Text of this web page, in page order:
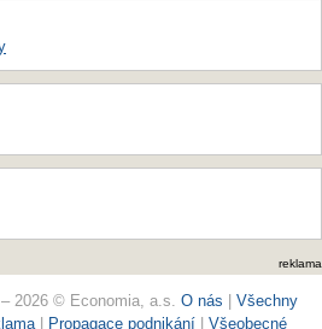
reklama
– 2026 © Economia, a.s. O nás
Všechny
Propagace podnikání| Všeobecné